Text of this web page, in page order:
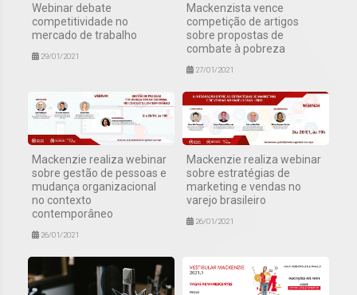
Webinar debate
competitividade no
mercado de trabalho
29/01/2021
Mackenzista vence
competição de artigos
sobre propostas de
combate à pobreza
27/01/2021
Mackenzie realiza webinar
sobre gestão de pessoas e
mudança organizacional
no contexto
contemporâneo
26/01/2021
Mackenzie realiza webinar
sobre estratégias de
marketing e vendas no
varejo brasileiro
26/01/2021